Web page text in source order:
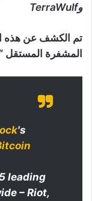
وTerraWulf
تم الكشف عن هذه
المشفرة المستقل “كولين
's
leading
– Riot,